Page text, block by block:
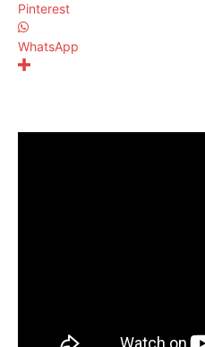
Pinterest
WhatsApp